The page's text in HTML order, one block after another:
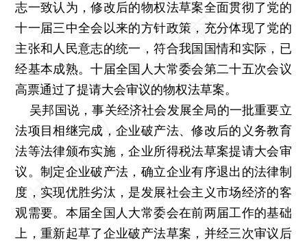
志一致认为，修改后的物权法草案全面贯彻了党的
十一届三中全会以来的方针政策，充分体现了党的
主张和人民意志的统一，符合我国国情和实际，已
经基本成熟。十届全国人大常委会第二十五次会议
高票通过了提请大会审议的物权法草案。
吴邦国说，事关经济社会发展全局的一批重要立
法项目相继完成，企业破产法、修改后的义务教育
法等法律颁布实施，企业所得税法草案提请大会审
议。制定企业破产法，确立企业有序退出的法律制
度，实现优胜劣汰，是发展社会主义市场经济的客
观需要。本届全国人大常委会在前两届工作的基础
上，重新起草了企业破产法草案，并经三次审议后